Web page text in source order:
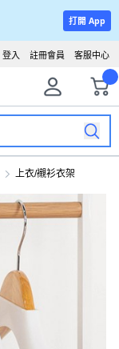
打開 App
客服中心
註冊會員
登入
上衣/襯衫衣架